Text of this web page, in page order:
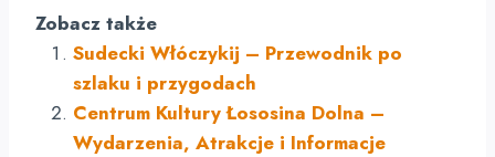
Zobacz także
Sudecki Włóczykij – Przewodnik po
szlaku i przygodach
Centrum Kultury Łososina Dolna –
Wydarzenia, Atrakcje i Informacje